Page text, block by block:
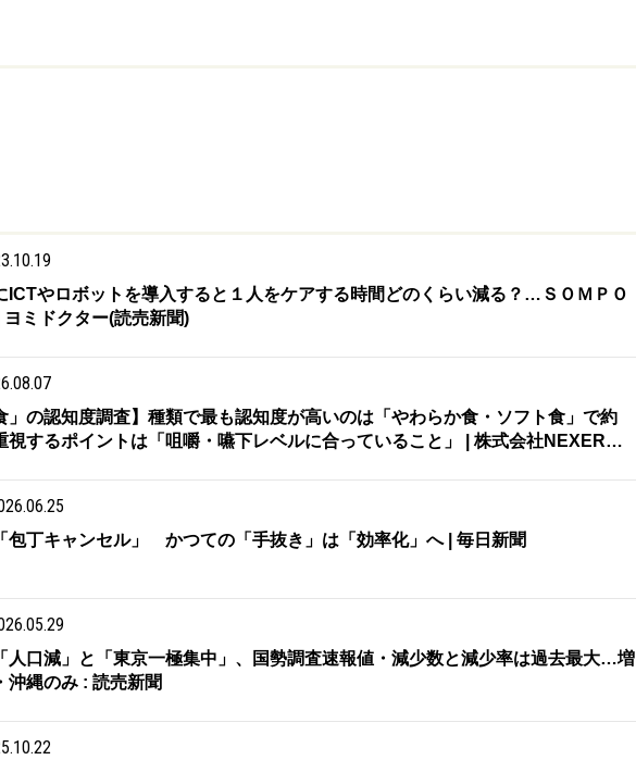
ICTやロボットを導入すると１人をケアする時間どのくらい減る？…ＳＯＭＰＯ
ヨミドクター(読売新聞)
」の認知度調査】種類で最も認知度が高いのは「やわらか食・ソフト食」で約
視するポイントは「咀嚼・嚥下レベルに合っていること」 | 株式会社NEXER…
包丁キャンセル」 かつての「手抜き」は「効率化」へ | 毎日新聞
人口減」と「東京一極集中」、国勢調査速報値・減少数と減少率は過去最大…増
沖縄のみ : 読売新聞